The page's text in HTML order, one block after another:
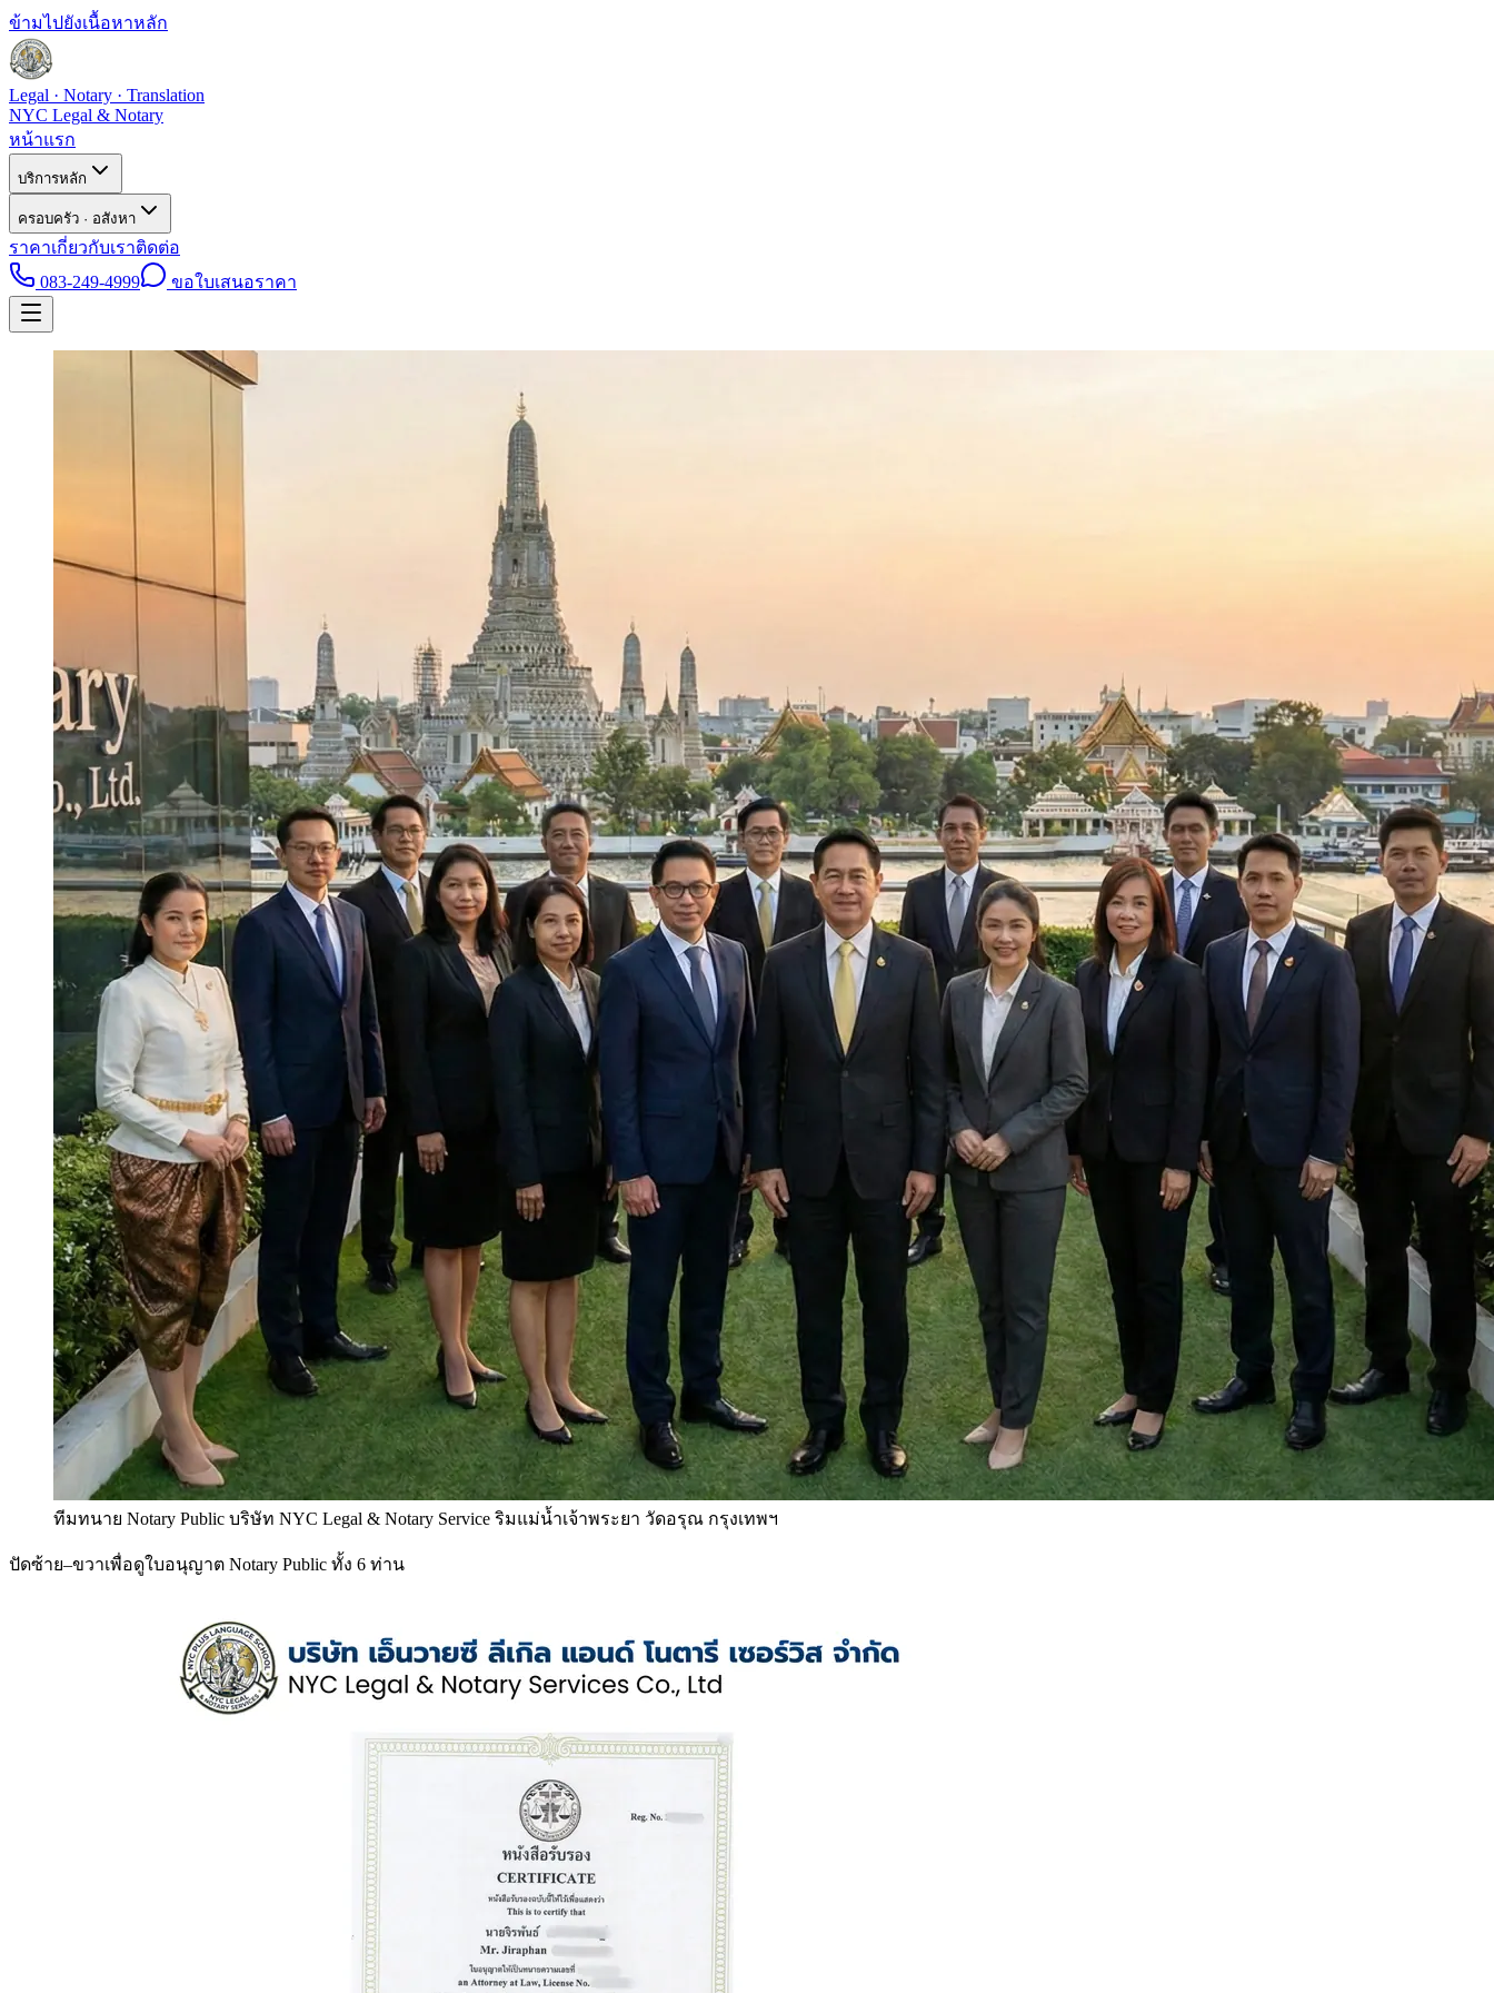
ข้ามไปยังเนื้อหาหลัก
Legal · Notary · Translation
NYC Legal & Notary
หน้าแรก
บริการหลัก
ครอบครัว · อสังหา
ราคาเกี่ยวกับเราติดต่อ
083-249-4999
ขอใบเสนอราคา
ทีมทนาย Notary Public บริษัท NYC Legal & Notary Service ริมแม่น้ำเจ้าพระยา วัดอรุณ กรุงเทพฯ
ปัดซ้าย–ขวาเพื่อดูใบอนุญาต Notary Public ทั้ง 6 ท่าน